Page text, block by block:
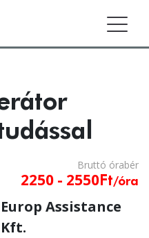
Bruttó órabér
2250 - 2550 Ft/óra
Europ Assistance
Kft.